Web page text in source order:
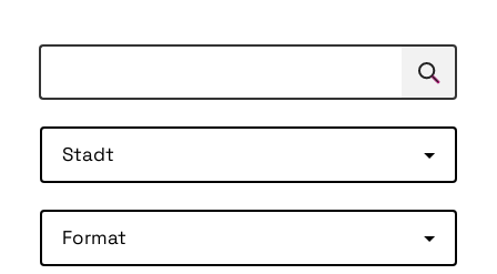
Suchen
Stadt
Format